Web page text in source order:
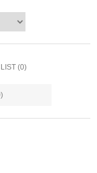
(0)